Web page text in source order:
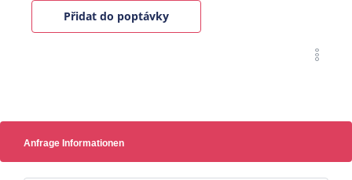
Přidat do poptávky
Anfrage Informationen